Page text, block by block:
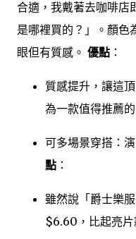
合適，我戴著去咖啡店
是哪裡買的？」。顏色
眼但有質感。 優點 ：
質感提升，讓這
為一款值得推薦
可多場景穿搭：
點 ：
雖然說「爵士樂
$6.60，比起亮片